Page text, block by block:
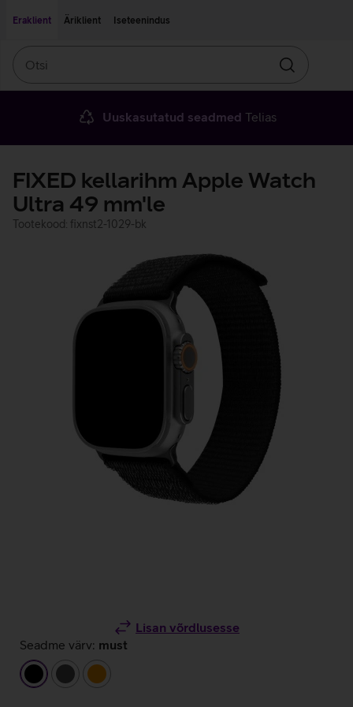
Eraklient
Äriklient Iseteenindus
Otsin
Uuskasutatud seadmed Telias
FIXED kellarihm Apple Watch
Ultra 49 mm'le
Tootekood: fixnst2-1029-bk
Lisan võrdlusesse
Seadme värv: must
must
tumehalloranž